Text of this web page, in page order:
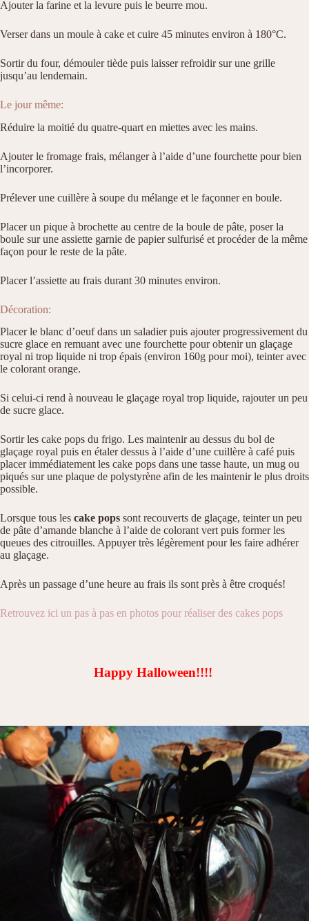
Ajouter la farine et la levure puis le beurre mou.
Verser dans un moule à cake et cuire 45 minutes environ à 180°C.
Sortir du four, démouler tiède puis laisser refroidir sur une grille
jusqu’au lendemain.
Le jour même:
Réduire la moitié du quatre-quart en miettes avec les mains.
Ajouter le fromage frais, mélanger à l’aide d’une fourchette pour bien
l’incorporer.
Prélever une cuillère à soupe du mélange et le façonner en boule.
Placer un pique à brochette au centre de la boule de pâte, poser la
boule sur une assiette garnie de papier sulfurisé et procéder de la même
façon pour le reste de la pâte.
Placer l’assiette au frais durant 30 minutes environ.
Décoration:
Placer le blanc d’oeuf dans un saladier puis ajouter progressivement du
sucre glace en remuant avec une fourchette pour obtenir un glaçage
royal ni trop liquide ni trop épais (environ 160g pour moi), teinter avec
le colorant orange.
Si celui-ci rend à nouveau le glaçage royal trop liquide, rajouter un peu
de sucre glace.
Sortir les cake pops du frigo. Les maintenir au dessus du bol de
glaçage royal puis en étaler dessus à l’aide d’une cuillère à café puis
placer immédiatement les cake pops dans une tasse haute, un mug ou
piqués sur une plaque de polystyrène afin de les maintenir le plus droits
possible.
Lorsque tous les cake pops sont recouverts de glaçage, teinter un peu
de pâte d’amande blanche à l’aide de colorant vert puis former les
queues des citrouilles. Appuyer très légèrement pour les faire adhérer
au glaçage.
Après un passage d’une heure au frais ils sont près à être croqués!
Retrouvez ici un pas à pas en photos pour réaliser des cakes pops
Happy Halloween!!!!